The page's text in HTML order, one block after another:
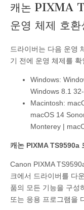
캐논 PIXMA
운영 체제 호환
드라이버는 다음 운영
기 전에 운영 체제를 확
Windows:
Windows 8.1
Macintosh:
macOS 14
Monterey |
캐논 PIXMA TS9590a
Canon PIXMA
크에서 드라이버를 다
품의 모든 기능을 구성
또는 응용 프로그램을